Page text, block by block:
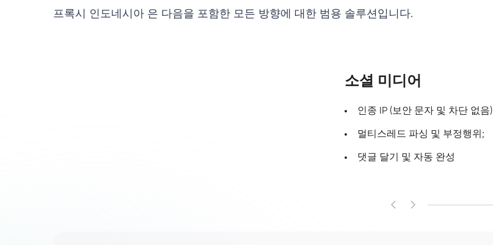
프록시 인도네시아 은 다음을 포함한 모든 방향에 대한 범용 솔루션입니다.
소셜 미디어
인종 IP (보안 문자 및 차단 없음)
멀티스레드 파싱 및 부정행위;
댓글 달기 및 자동 완성